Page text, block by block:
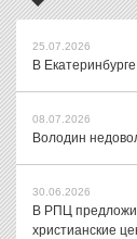
25.07.2026
В
08.07.2026
Володин
30.06.2026
В РПЦ
христианские